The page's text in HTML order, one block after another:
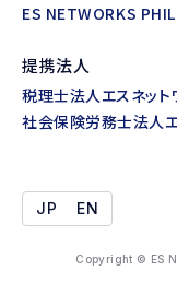
ES NETWORKS
提携法人
税理士法人エスネット
社会保険労務士法人
JP EN
Copyright © ES